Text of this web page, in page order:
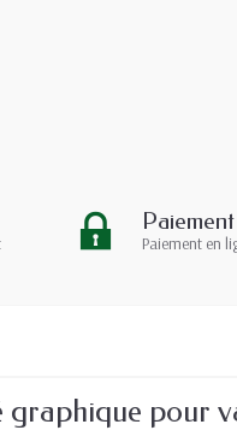
Paiement en
pour